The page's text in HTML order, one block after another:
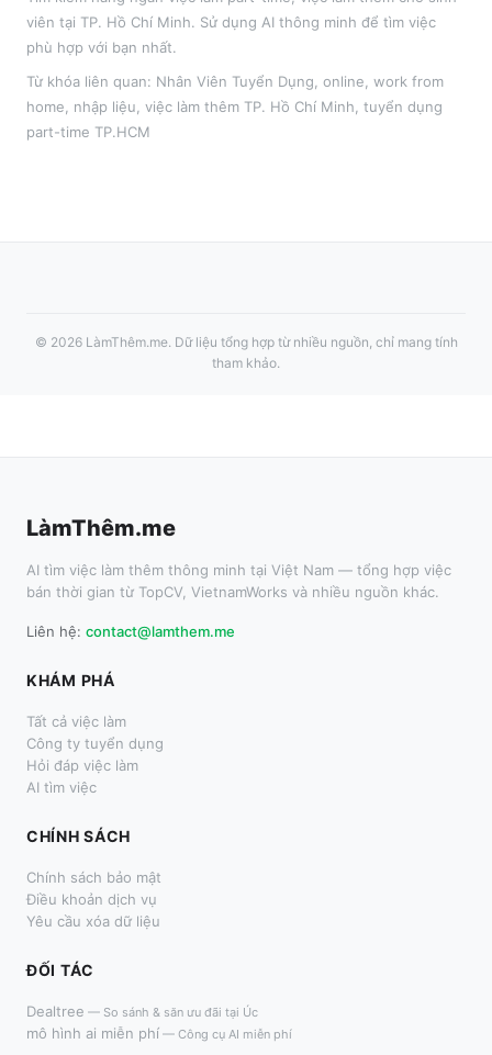
viên tại TP. Hồ Chí Minh. Sử dụng AI thông minh để tìm việc
phù hợp với bạn nhất.
Từ khóa liên quan: Nhân Viên Tuyển Dụng online, work from
home, nhập liệu , việc làm thêm TP. Hồ Chí Minh , tuyển dụng
part-time TP.HCM
© 2026 LàmThêm.me. Dữ liệu tổng hợp từ nhiều nguồn, chỉ mang tính
tham khảo.
LàmThêm.me
AI tìm việc làm thêm thông minh tại Việt Nam — tổng hợp việc
bán thời gian từ TopCV, VietnamWorks và nhiều nguồn khác.
Liên hệ: contact@lamthem.me
KHÁM PHÁ
Tất cả việc làm
Công ty tuyển dụng
Hỏi đáp việc làm
AI tìm việc
CHÍNH SÁCH
Chính sách bảo mật
Điều khoản dịch vụ
Yêu cầu xóa dữ liệu
ĐỐI TÁC
Dealtree — So sánh & săn ưu đãi tại Úc
mô hình ai miễn phí — Công cụ AI miễn phí